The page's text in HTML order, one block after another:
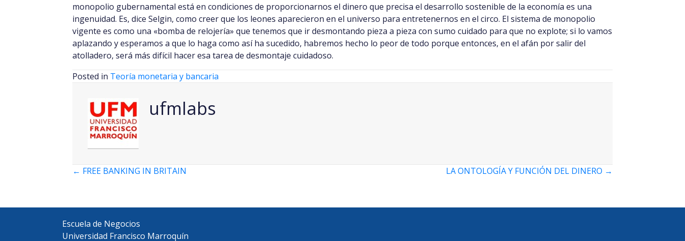
monopolio gubernamental está en condiciones de proporcionarnos el dinero que precisa el desarrollo sostenible de la economía es una
ingenuidad. Es, dice Selgin, como creer que los leones aparecieron en el universo para entretenernos en el circo. El sistema de monopolio
vigente es como una «bomba de relojería» que tenemos que ir desmontando pieza a pieza con sumo cuidado para que no explote; si lo vamos
aplazando y esperamos a que lo haga como así ha sucedido, habremos hecho lo peor de todo porque entonces, en el afán por salir del
atolladero, será más difícil hacer esa tarea de desmontaje cuidadoso.
Posted in Teoría monetaria y bancaria
ufmlabs
Posts
← FREE BANKING IN BRITAIN LA ONTOLOGÍA Y FUNCIÓN DEL DINERO →
Escuela de Negocios
Universidad Francisco Marroquín